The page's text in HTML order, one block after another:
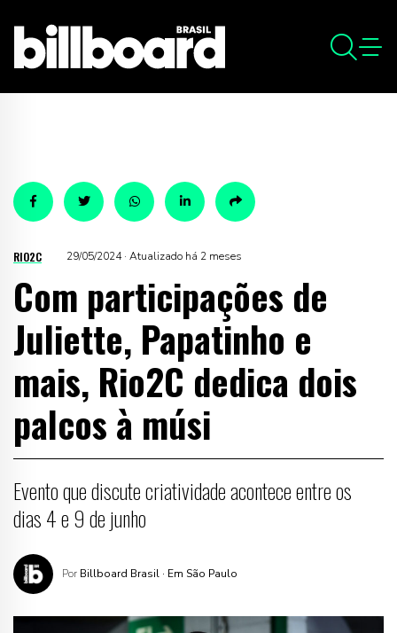
RIO2C 29/05/2024 · Atualizado há 2 meses
Com participações de
Juliette, Papatinho e
mais, Rio2C dedica dois
palcos à músi
Evento que discute criatividade acontece entre os
dias 4 e 9 de junho
Por Billboard Brasil · Em São Paulo